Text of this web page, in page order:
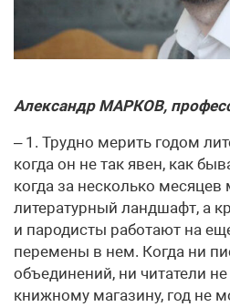
Александр МАРКОВ,
– 1. Трудно мерить годом
когда он не так явен, как
когда за несколько
литературный ландшафт, а
и пародисты работают на
перемены в нем. Когда ни
объединений, ни читатели
книжному магазину, год не